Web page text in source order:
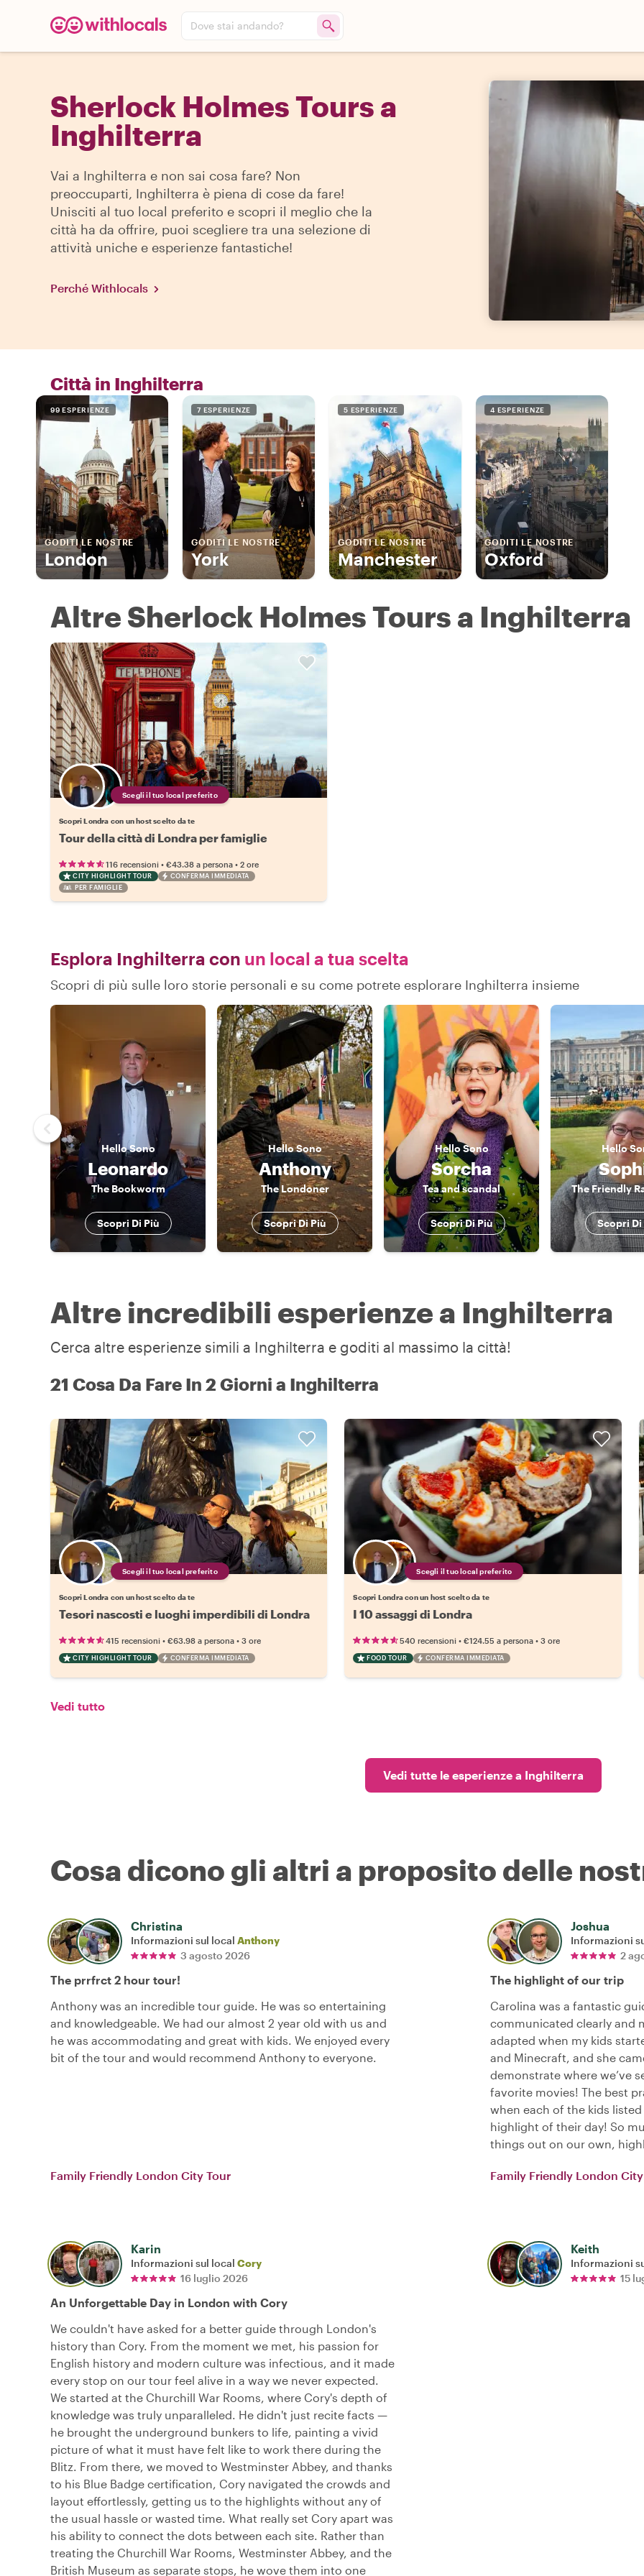
Dove stai andando?
Sherlock Holmes Tours a
Inghilterra
Vai a Inghilterra e non sai cosa fare? Non
preoccuparti, Inghilterra è piena di cose da fare!
Unisciti al tuo local preferito e scopri il meglio che la
città ha da offrire, puoi scegliere tra una selezione di
attività uniche e esperienze fantastiche!
Perché Withlocals
Città in Inghilterra
99 ESPERIENZE
GODITI LE NOSTRE
London
7 ESPERIENZE
GODITI LE NOSTRE
York
5 ESPERIENZE
GODITI LE NOSTRE
Manchester
4 ESPERIENZE
GODITI LE NOSTRE
Oxford
Altre Sherlock Holmes Tours a Inghilterra
Scegli il tuo local preferito
Scopri Londra con un host scelto da te
Tour della città di Londra per famiglie
116 recensioni • €43.38 a persona • 2 ore
CITY HIGHLIGHT TOUR
CONFERMA IMMEDIATA
PER FAMIGLIE
Esplora Inghilterra con un local a tua scelta
Scopri di più sulle loro storie personali e su come potrete esplorare Inghilterra insieme
HelloSono
Leonardo
The Bookworm
Scopri Di Più
HelloSono
Anthony
The Londoner
Scopri Di Più
Hello Sono
Sorcha
Tea and scandal
Scopri Di Più
Hello
The Friendly
Scopri Di
Altre incredibili esperienze a Inghilterra
Cerca altre esperienze simili a Inghilterra e goditi al massimo la città!
21 Cosa Da Fare In 2 Giorni a Inghilterra
Scegli il tuo local preferito
Scopri Londra con un host scelto da te
Tesori nascosti e luoghi imperdibili di Londra
415 recensioni • €63.98 a persona • 3 ore
CITY HIGHLIGHT TOUR CONFERMA IMMEDIATA
Scegli il tuo local preferito
Scopri Londra con un host scelto da te
I 10 assaggi di Londra
540 recensioni •€124.55 a persona •3 ore
FOOD TOUR CONFERMA IMMEDIATA
Vedi tutto
Vedi tutte le esperienze a Inghilterra
Cosa dicono gli altri a proposito delle
Christina
Informazioni sul local Anthony
3 agosto 2026
The prrfrct 2 hour tour!
Anthony was an incredible tour guide. He was so entertaining
and knowledgeable. We had our almost 2 year old with us and
he was accommodating and great with kids. We enjoyed every
bit of the tour and would recommend Anthony to everyone.
Family Friendly London City Tour
Joshua
Informazioni
2
The highlight of our trip
Carolina was a fantastic
communicated clearly and
adapted when my kids
and Minecraft, and she
demonstrate where we’ve
favorite movies! The best
when each of the kids
highlight of their day! So
things out on our own,
Family Friendly London
Karin
Informazioni sul local Cory
16 luglio 2026
An Unforgettable Day in London with Cory
We couldn't have asked for a better guide through London's
history than Cory. From the moment we met, his passion for
English history and modern culture was infectious, and it made
every stop on our tour feel alive in a way we never expected.
We started at the Churchill War Rooms, where Cory's depth of
knowledge was truly unparalleled. He didn't just recite facts —
he brought the underground bunkers to life, painting a vivid
picture of what it must have felt like to work there during the
Blitz. From there, we moved to Westminster Abbey, and thanks
to his Blue Badge certification, Cory navigated the crowds and
layout effortlessly, getting us to the highlights without any of
the usual hassle or wasted time. What really set Cory apart was
his ability to connect the dots between each site. Rather than
treating the Churchill War Rooms, Westminster Abbey, and the
British Museum as separate stops, he wove them into one
Keith
Informazioni
15